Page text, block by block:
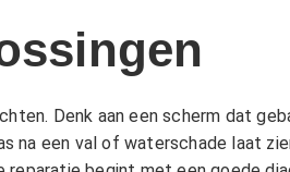
Denk aan een scherm dat
een val of waterschade laat